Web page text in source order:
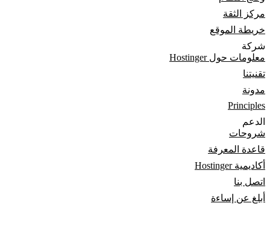
مركز الثقة
خريطة الموقع
شركة
معلومات حول Hostinger
تقنيتنا
مدونة
Principles
الدعم
شروحات
قاعدة المعرفة
أكاديمية Hostinger
اتصل بنا
أبلغ عن إساءة